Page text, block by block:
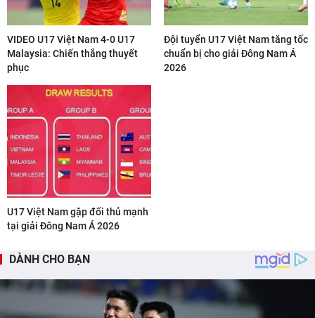
VIDEO U17 Việt Nam 4-0 U17
Malaysia: Chiến thắng thuyết
phục
Đội tuyển U17 Việt Nam tăng tốc
chuẩn bị cho giải Đông Nam Á
2026
U17 Việt Nam gặp đối thủ mạnh
tại giải Đông Nam Á 2026